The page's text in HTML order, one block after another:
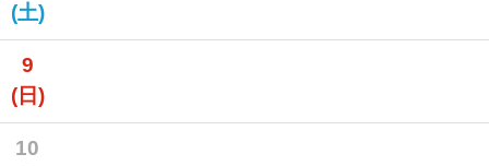
(土)
9
(日)
10